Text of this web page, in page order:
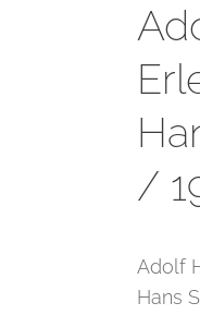
/
Adolf
Hans